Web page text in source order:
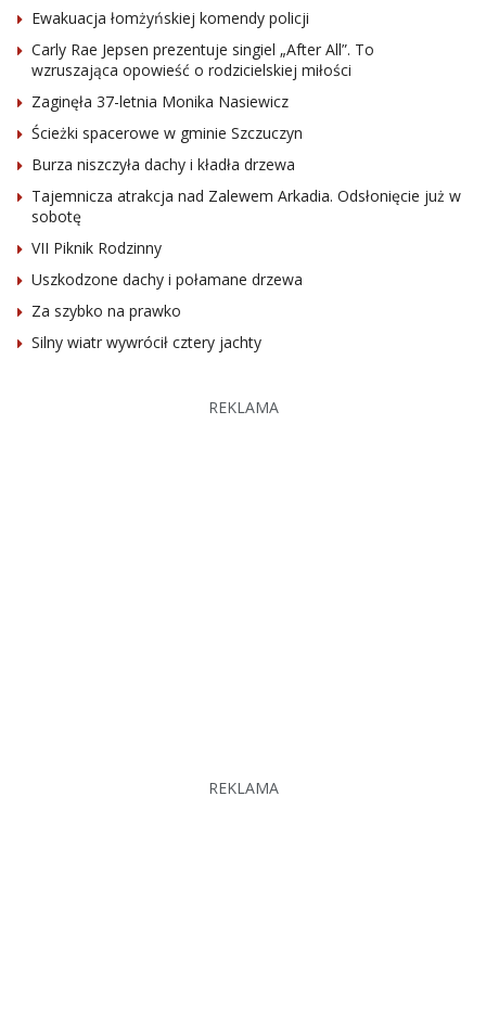
Ewakuacja łomżyńskiej komendy policji
Carly Rae Jepsen prezentuje singiel „After All”. To
wzruszająca opowieść o rodzicielskiej miłości
Zaginęła 37-letnia Monika Nasiewicz
Ścieżki spacerowe w gminie Szczuczyn
Burza niszczyła dachy i kładła drzewa
Tajemnicza atrakcja nad Zalewem Arkadia. Odsłonięcie już w
sobotę
VII Piknik Rodzinny
Uszkodzone dachy i połamane drzewa
Za szybko na prawko
Silny wiatr wywrócił cztery jachty
REKLAMA
REKLAMA